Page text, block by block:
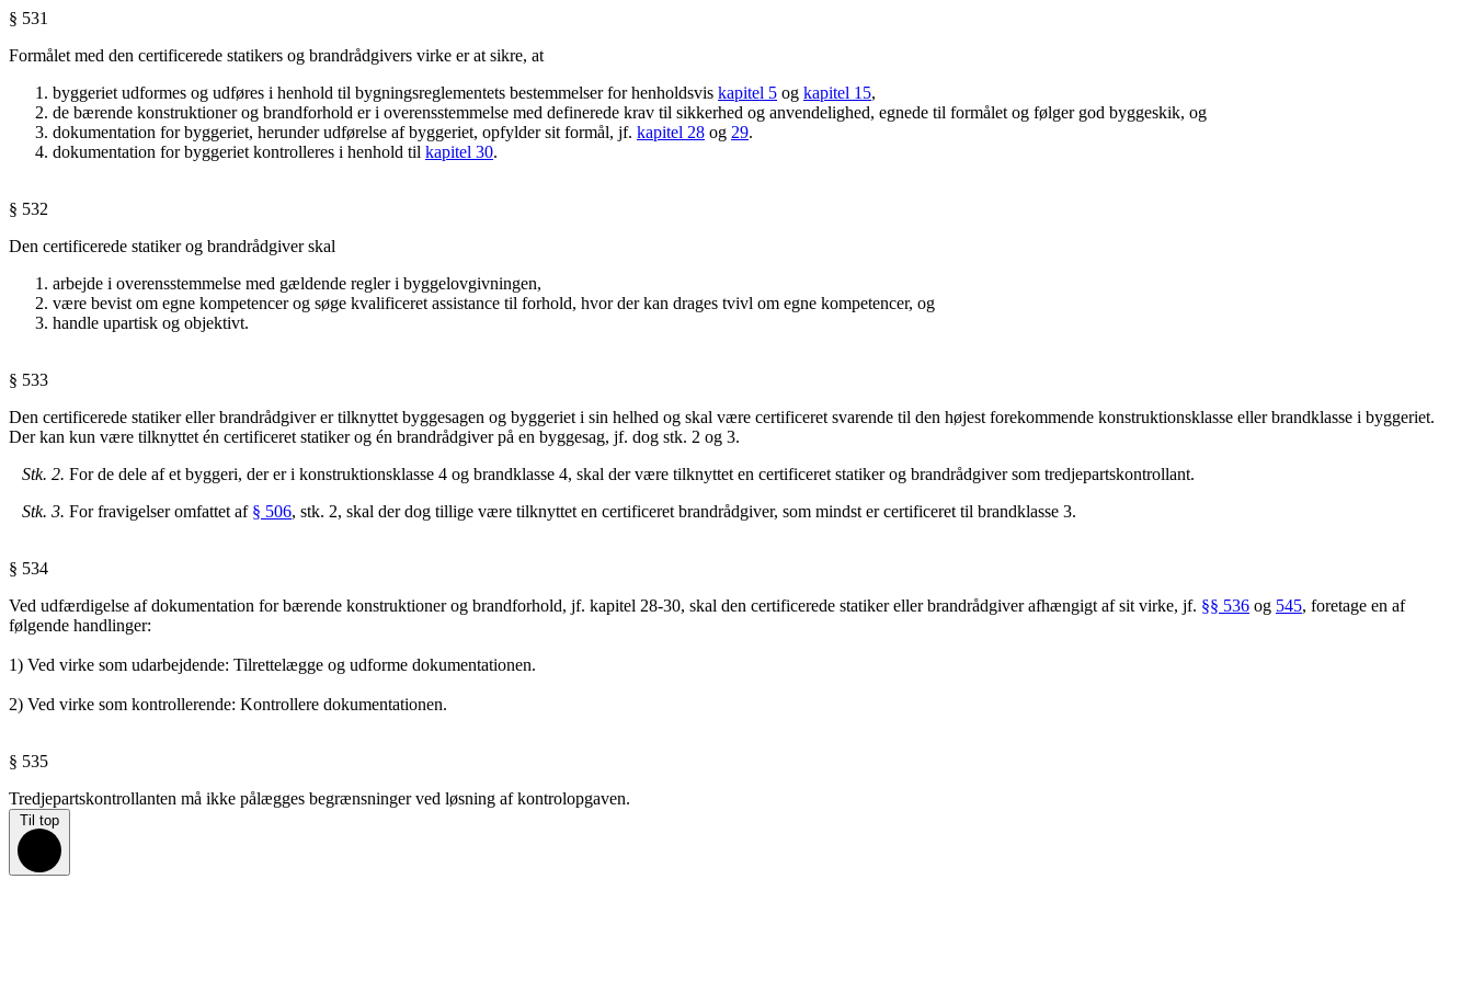
§ 531
Formålet med den certificerede statikers og brandrådgivers virke er at sikre, at
byggeriet udformes og udføres i henhold til bygningsreglementets bestemmelser for henholdsvis kapitel 5 og kapitel 15,
de bærende konstruktioner og brandforhold er i overensstemmelse med definerede krav til sikkerhed og anvendelighed, egnede til formålet og følger god byggeskik, og
dokumentation for byggeriet, herunder udførelse af byggeriet, opfylder sit formål, jf. kapitel 28 og 29.
dokumentation for byggeriet kontrolleres i henhold til kapitel 30.
§ 532
Den certificerede statiker og brandrådgiver skal
arbejde i overensstemmelse med gældende regler i byggelovgivningen,
være bevist om egne kompetencer og søge kvalificeret assistance til forhold, hvor der kan drages tvivl om egne kompetencer, og
handle upartisk og objektivt.
§ 533
Den certificerede statiker eller brandrådgiver er tilknyttet byggesagen og byggeriet i sin helhed og skal være certificeret svarende til den højest forekommende konstruktionsklasse eller brandklasse i byggeriet.
Der kan kun være tilknyttet én certificeret statiker og én brandrådgiver på en byggesag, jf. dog stk. 2 og 3.
Stk. 2. For de dele af et byggeri, der er i konstruktionsklasse 4 og brandklasse 4, skal der være tilknyttet en certificeret statiker og brandrådgiver som tredjepartskontrollant.
Stk. 3. For fravigelser omfattet af § 506, stk. 2, skal der dog tillige være tilknyttet en certificeret brandrådgiver, som mindst er certificeret til brandklasse 3.
§ 534
Ved udfærdigelse af dokumentation for bærende konstruktioner og brandforhold, jf. kapitel 28-30, skal den certificerede statiker eller brandrådgiver afhængigt af sit virke, jf. §§ 536 og 545, foretage en af
følgende handlinger:
1) Ved virke som udarbejdende: Tilrettelægge og udforme dokumentationen.
2) Ved virke som kontrollerende: Kontrollere dokumentationen.
§ 535
Tredjepartskontrollanten må ikke pålægges begrænsningerved løsning af kontrolopgaven.
Til top